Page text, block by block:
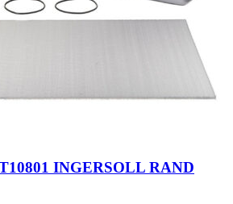
INGERSOLL RAND